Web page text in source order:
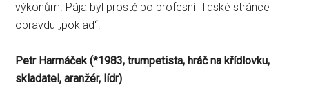
výkonům. Pája byl prostě po profesní i lidské stránce
opravdu „poklad“.
Petr Harmáček (*1983, trumpetista, hráč na křídlovku,
skladatel, aranžér, lídr)